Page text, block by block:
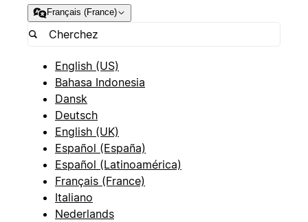
Français (France)
English (US)
Bahasa Indonesia
Dansk
Deutsch
English (UK)
Español (España)
Español (Latinoamérica)
Français (France)
Italiano
Nederlands